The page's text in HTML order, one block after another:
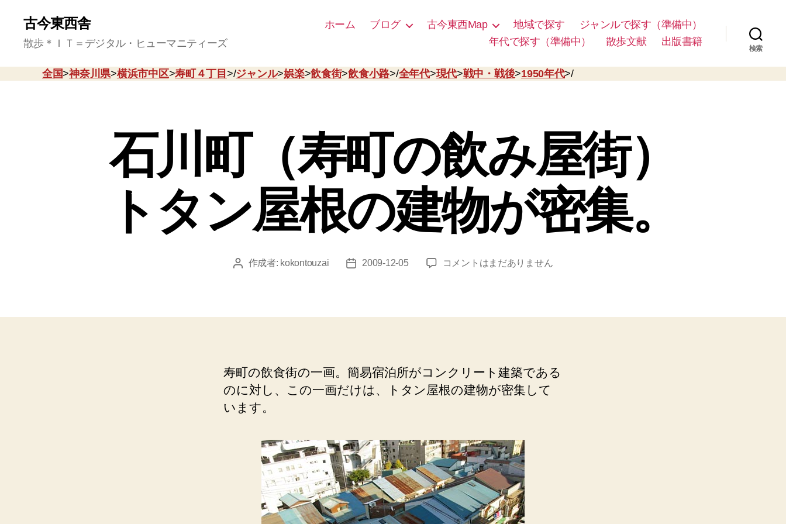
古今東西舎
散歩＊ＩＴ＝デジタル・ヒューマニティーズ
ホーム ブログ 古今東西Map 地域で探す
ジャンルで探す（準備中）
年代で探す（準備中）
散歩文献 出版書籍
検索
全国>神奈川県>横浜市中区>寿町４丁目 >/ジャンル>娯楽>飲食街>飲食小路>/全年代>現代>戦中・戦後>1950年代>/
石川町（寿町の飲み屋街）
トタン屋根の建物が密集。
投 作成者: kokontouzai
投
2009-12-05
石
町
屋
街）
屋
根
の
建
物
が
コメントはまだありません
寿町の飲食街の一画。簡易宿泊所がコンクリート建築である
のに対し、この一画だけは、トタン屋根の建物が密集して
います。